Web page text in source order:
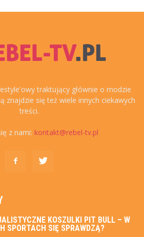
traktujący głównie o modzie
znajdzie się też wiele innych ciekawych
treści.
z nami: kontakt@rebel-tv.pl
KOSZULKI PIT BULL – W
SPORTACH SIĘ SPRAWDZĄ?